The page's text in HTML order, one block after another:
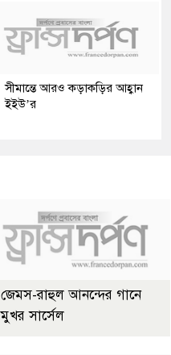
সীমান্তে আরও কড়াকড়ির আহ্বান
ইইউ’র
জেমস-রাহুল আনন্দের গানে
মুখর সার্সেল